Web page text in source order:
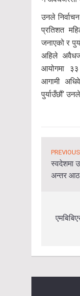
उनले
प्रतिशत
जनाएको र
अहिले
आयोगमा
आगामी
पुर्याउँछौं’
स्वदेशमा
अन्तर आठ